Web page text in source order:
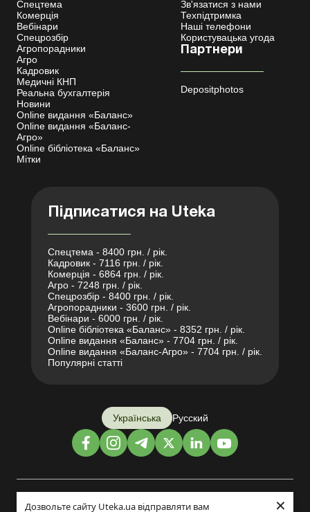
Дозвольте сайту Uteka.ua відправляти вам ×
Спецтема
Комерція
Вебінари
Спецрозбір
Агропорадники
Агро
Кадровик
Медичні КНП
Реальна бухгалтерія
Новини
Online видання «Баланс»
Online видання «Баланс-
Агро»
Online бібліотека «Баланс»
Мітки
Зв'язатися з нами
Техпідтримка
Наші телефони
Користувацька угода
Партнери
Depositphotos
Підписатися на Uteka
Спецтема - 8400 грн. / рік.
Кадровик - 7116 грн. / рік.
Комерція - 6864 грн. / рік.
Агро - 7248 грн. / рік.
Спецрозбір - 8400 грн. / рік.
Агропорадники - 3600 грн. / рік.
Вебінари - 6000 грн. / рік.
Online бібліотека «Баланс» - 8352 грн. / рік.
Online видання «Баланс» - 7704 грн. / рік.
Online видання «Баланс-Агро» - 7704 грн. / рік.
Популярні статті
Українська Русский
Дизайн і розробка: